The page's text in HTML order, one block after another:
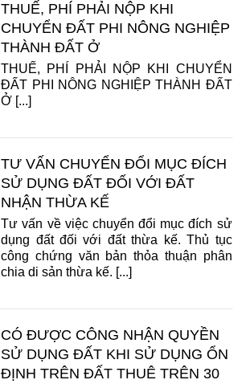
THUẾ, PHÍ PHẢI NỘP KHI
CHUYỂN ĐẤT PHI NÔNG NGHIỆP
THÀNH ĐẤT Ở
THUẾ, PHÍ PHẢI NỘP KHI CHUYỂN
ĐẤT PHI NÔNG NGHIỆP THÀNH ĐẤT
Ở [...]
TƯ VẤN CHUYỂN ĐỔI MỤC ĐÍCH
SỬ DỤNG ĐẤT ĐỐI VỚI ĐẤT
NHẬN THỪA KẾ
Tư vấn về việc chuyển đổi mục đích sử
dụng đất đối với đất thừa kế. Thủ tục
công chứng văn bản thỏa thuận phân
chia di sản thừa kế. [...]
CÓ ĐƯỢC CÔNG NHẬN QUYỀN
SỬ DỤNG ĐẤT KHI SỬ DỤNG ỔN
ĐỊNH TRÊN ĐẤT THUÊ TRÊN 30